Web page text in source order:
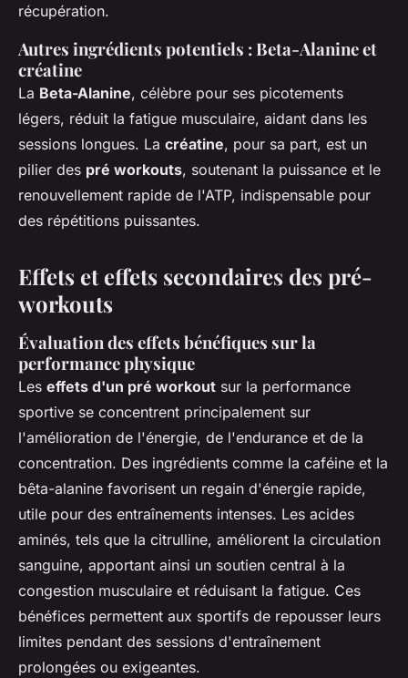
récupération.
Autres ingrédients potentiels : Beta-Alanine et
créatine
La Beta-Alanine, célèbre pour ses picotements
légers, réduit la fatigue musculaire, aidant dans les
sessions longues. La créatine, pour sa part, est un
pilier des pré workouts, soutenant la puissance et le
renouvellement rapide de l'ATP, indispensable pour
des répétitions puissantes.
Effets et effets secondaires des pré-
workouts
Évaluation des effets bénéfiques sur la
performance physique
Les effets d'un pré workout sur la performance
sportive se concentrent principalement sur
l'amélioration de l'énergie, de l'endurance et de la
concentration. Des ingrédients comme la caféine et la
bêta-alanine favorisent un regain d'énergie rapide,
utile pour des entraînements intenses. Les acides
aminés, tels que la citrulline, améliorent la circulation
sanguine, apportant ainsi un soutien central à la
congestion musculaire et réduisant la fatigue. Ces
bénéfices permettent aux sportifs de repousser leurs
limites pendant des sessions d'entraînement
prolongées ou exigeantes.